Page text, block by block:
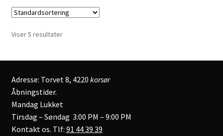
Viser 5 resultater
Adresse: Torvet 8, 4220 korsør
Åbningstider.
Mandag Lukket
Tirsdag – Søndag 3:00 PM – 9:00 PM
Kontakt os. Tlf: 91 44 39 39